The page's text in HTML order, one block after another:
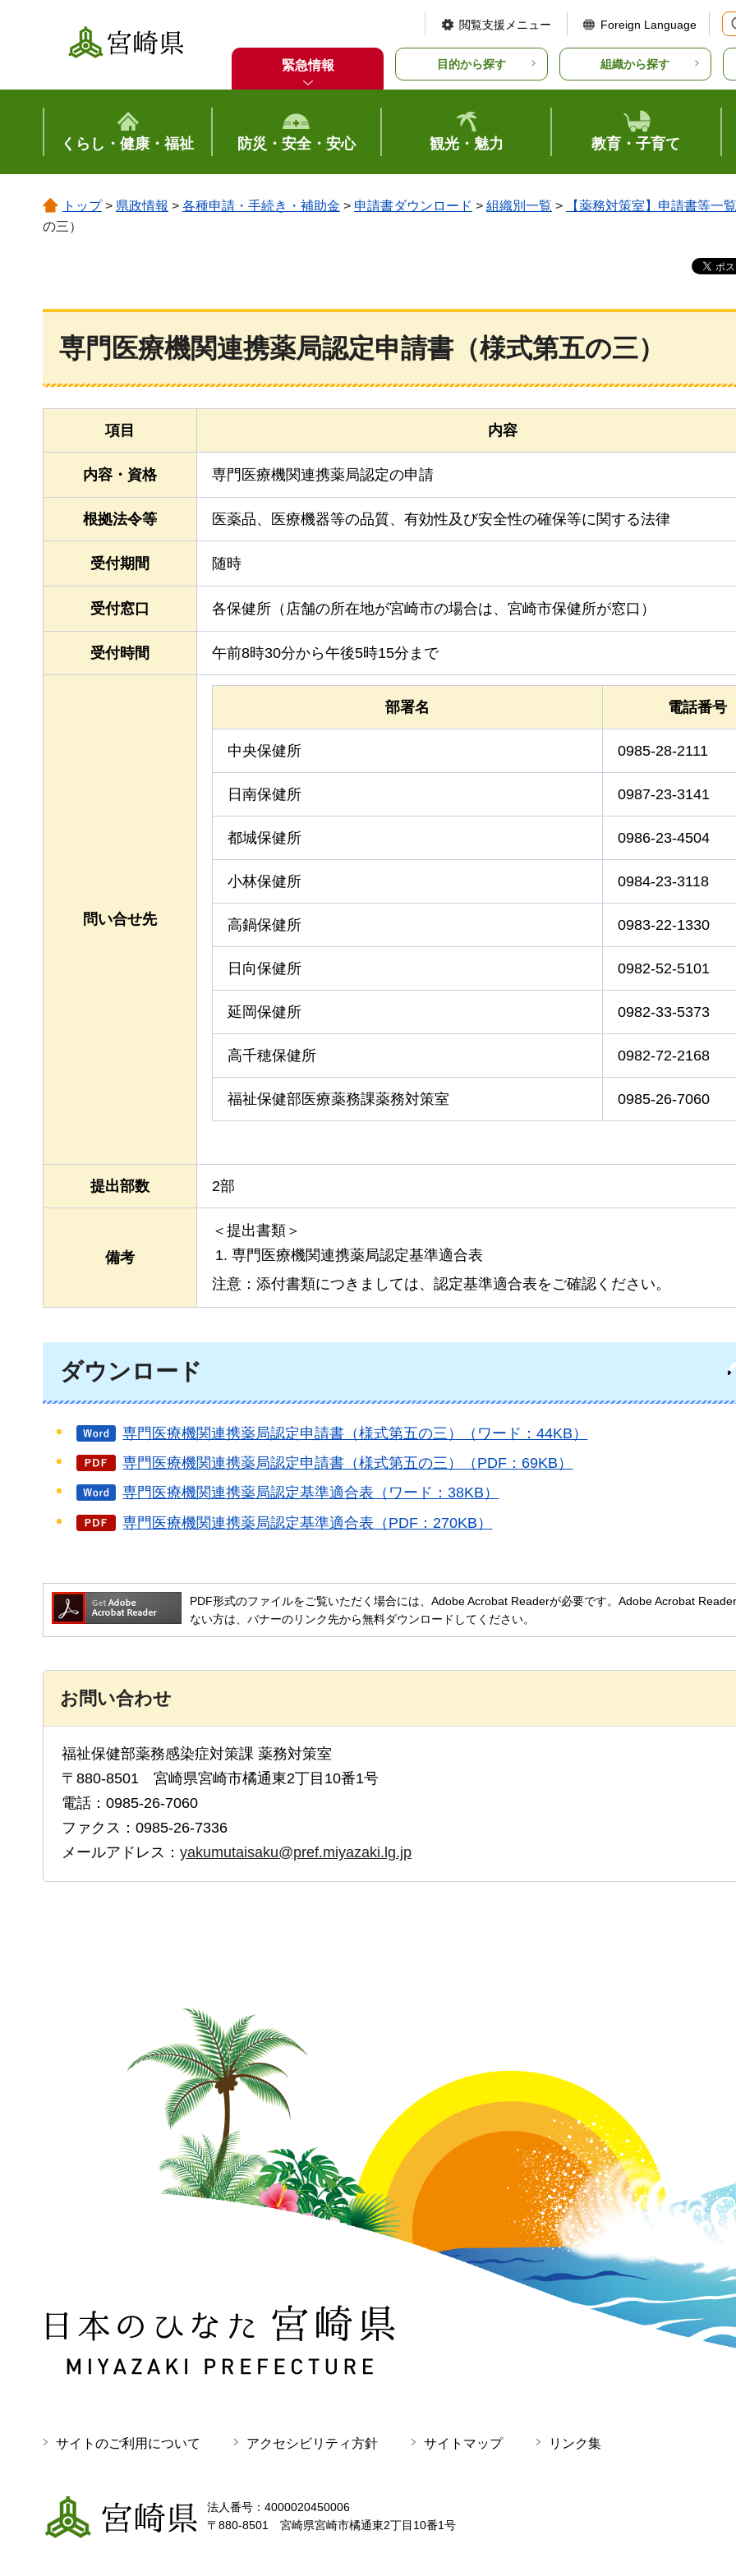
宮崎県
閲覧支援メニュー Foreign Language
緊急情報 目的から探す 組織から探す
くらし・健康・福祉 防災・安全・安心 観光・魅力 教育・子育て
トップ> 県政情報 > 各種申請・手続き・補助金 > 申請書ダウンロード > 組織別一覧 > 【薬務対策室】申請書等一覧
の三）
専門医療機関連携薬局認定申請書（様式第五の三）
項目 内容
内容・資格 専門医療機関連携薬局認定の申請
根拠法令等 医薬品、医療機器等の品質、有効性及び安全性の確保等に関する法律
受付期間 随時
受付窓口 各保健所（店舗の所在地が宮崎市の場合は、宮崎市保健所が窓口）
受付時間 午前8時30分から午後5時15分まで
問い合せ先
部署名 電話番号
中央保健所 0985-28-2111
日南保健所 0987-23-3141
都城保健所 0986-23-4504
小林保健所 0984-23-3118
高鍋保健所 0983-22-1330
日向保健所 0982-52-5101
延岡保健所 0982-33-5373
高千穂保健所 0982-72-2168
福祉保健部医療薬務課薬務対策室 0985-26-7060
提出部数 2部
備考
＜提出書類＞
専門医療機関連携薬局認定基準適合表
注意：添付書類につきましては、認定基準適合表をご確認ください。
ダウンロード
専門医療機関連携薬局認定申請書（様式第五の三）（ワード：44KB）
専門医療機関連携薬局認定申請書（様式第五の三）（PDF：69KB）
専門医療機関連携薬局認定基準適合表（ワード：38KB）
専門医療機関連携薬局認定基準適合表（PDF：270KB）
PDF形式のファイルをご覧いただく場合には、Adobe Acrobat Readerが必要です。Adobe Acrobat
ない方は、バナーのリンク先から無料ダウンロードしてください。
お問い合わせ
福祉保健部薬務感染症対策課 薬務対策室
〒880-8501 宮崎県宮崎市橘通東2丁目10番1号
電話：0985-26-7060
ファクス：0985-26-7336
メールアドレス： yakumutaisaku@pref.miyazaki.lg.jp
日本のひなた 宮崎県 MIYAZAKI PREFECTURE
サイトのご利用について アクセシビリティ方針 サイトマップ リンク集
宮崎県
法人番号：4000020450006
〒880-8501 宮崎県宮崎市橘通東2丁目10番1号